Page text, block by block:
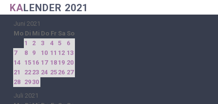
KALENDER 2021
Juni 2021
Mo Di Mi Do Fr Sa So
1
2 3 4 5
6
7
8 9 10 11 12 13
14 15 16 17 18 19 20
21
22 23 24 25 26 27
28 2930
Juli 2021